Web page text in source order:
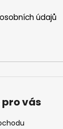
údajů
vás